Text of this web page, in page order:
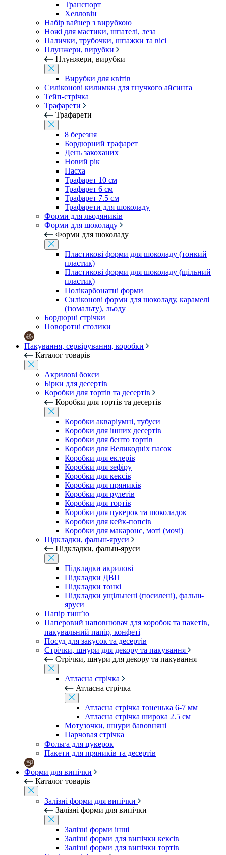
Транспорт
Хелловін
Набір вайнер з вирубкою
Ножі для мастики, шпателі, леза
Палички, трубочки, шпажки та вісі
Плунжери, вирубки
Плунжери, вирубки
Вирубки для квітів
Силіконові килимки для гнучкого айсинга
Тейп-стрічка
Трафарети
Трафарети
8 березня
Бордюрний трафарет
День закоханих
Новий рік
Пасха
Трафарет 10 см
Трафарет 6 см
Трафарет 7.5 см
Трафарети для шоколаду
Форми для льодяників
Форми для шоколаду
Форми для шоколаду
Пластикові форми для шоколаду (тонкий
пластик)
Пластикові форми для шоколаду (щільний
пластик)
Полікарбонатні форми
Силіконові форми для шоколаду, карамелі
(ізомальту), льоду
Бордюрні стрічки
Поворотні столики
Пакування, сервірування, коробки
Каталог товарів
Акрилові бокси
Бірки для десертів
Коробки для тортів та десертів
Коробки для тортів та десертів
Коробки акваріумні, тубуси
Коробки для інших десертів
Коробки для бенто тортів
Коробки для Великодніх пасок
Коробки для еклерів
Коробки для зефіру
Коробки для кексів
Коробки для пряників
Коробки для рулетів
Коробки для тортів
Коробки для цукерок та шоколадок
Коробки для кейк-попсів
Коробки для макаронс, моті (мочі)
Підкладки, фальш-яруси
Підкладки, фальш-яруси
Підкладки акрилові
Підкладки ДВП
Підкладки тонкі
Підкладки ущільнені (посилені), фальш-
яруси
Папір тиш’ю
Паперовий наповнювач для коробок та пакетів,
пакувальний папір, конфеті
Посуд для закусок та десертів
Стрічки, шнури для декору та пакування
Стрічки, шнури для декору та пакування
Атласна стрічка
Атласна стрічка
Атласна стрічка тоненька 6-7 мм
Атласна стрічка широка 2.5 см
Мотузочки, шнури бавовняні
Парчовая стрічка
Фольга для цукерок
Пакети для пряників та десертів
Форми для випічки
Каталог товарів
Залізні форми для випічки
Залізні форми для випічки
Залізні форми інші
Залізні форми для випічки кексів
Залізні форми для випічки тортів